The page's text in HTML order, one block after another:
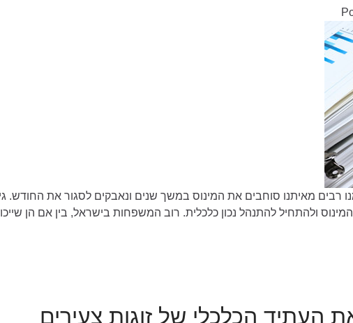
מאיתנו סוחבים את המינוס במשך שנים ונאבקים לסגור את החודש. גיל
ולהתחיל להתנהל נכון כלכלית. רוב המשפחות בישראל, בין אם הן
העתיד הכלכלי של זוגות צעירים